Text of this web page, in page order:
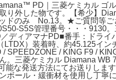
PD｜三菱ケミカル ゴ
外した物です。【希少】
ドのみ No.13。★ご質問等
S5S管理番号・・・9130
ィアマナPD■番手：ドライ
）装着時、約45.125イ
/ KING F9 /
三菱ケミカル Diamana WB
な発送方法にてお送りしま
ル・緩衝材を使用し丁寧